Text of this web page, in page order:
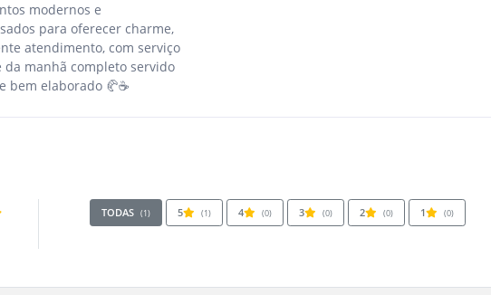
modernos e
para oferecer charme,
atendimento, com serviço
manhã completo servido
bem elaborado 🥐☕
TODAS (1) 5 (1) 4 (0) 3 (0) 2 (0) 1 (0)